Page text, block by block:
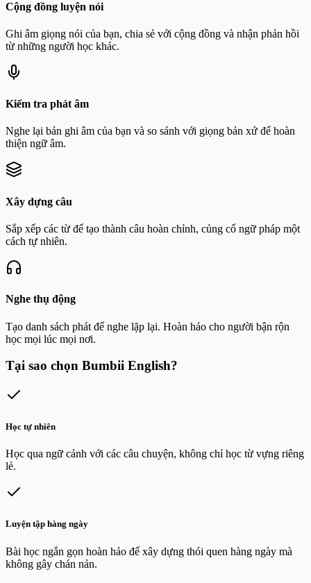
Cộng đồng luyện nói
Ghi âm giọng nói của bạn, chia sẻ với cộng đồng và nhận phản hồi
từ những người học khác.
Kiểm tra phát âm
Nghe lại bản ghi âm của bạn và so sánh với giọng bản xứ để hoàn
thiện ngữ âm.
Xây dựng câu
Sắp xếp các từ để tạo thành câu hoàn chỉnh, củng cố ngữ pháp một
cách tự nhiên.
Nghe thụ động
Tạo danh sách phát để nghe lặp lại. Hoàn hảo cho người bận rộn
học mọi lúc mọi nơi.
Tại sao chọn Bumbii English?
Học tự nhiên
Học qua ngữ cảnh với các câu chuyện, không chỉ học từ vựng riêng
lẻ.
Luyện tập hàng ngày
Bài học ngắn gọn hoàn hảo để xây dựng thói quen hàng ngày mà
không gây chán nản.